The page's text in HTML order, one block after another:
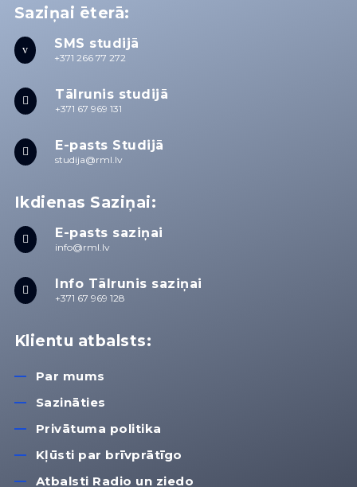
Saziņai ēterā:
v SMS studijā
+371 266 77 272
 Tālrunis studijā
+371 67 969 131
 E-pasts Studijā
studija@rml.lv
Ikdienas Saziņai:
 E-pasts saziņai
info@rml.lv
 Info Tālrunis saziņai
+371 67 969 128
Klientu atbalsts:
Par mums
Sazināties
Privātuma politika
Kļūsti par brīvprātīgo
Atbalsti Radio un ziedo